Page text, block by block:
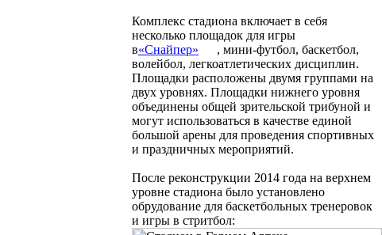
Комплекс стадиона включает в себя
несколько площадок для игры
в«Снайпер»
, мини-футбол, баскетбол,
волейбол, легкоатлетических дисциплин.
Площадки расположены двумя группами на
двух уровнях. Площадки нижнего уровня
объединены общей зрительской трибуной и
могут использоваться в качестве единой
большой арены для проведения спортивных
и праздничных мероприятий.
После реконструкции 2014 года на верхнем
уровне стадиона было установлено
обрудование для баскетбольных тренеровок
и игры в стритбол: